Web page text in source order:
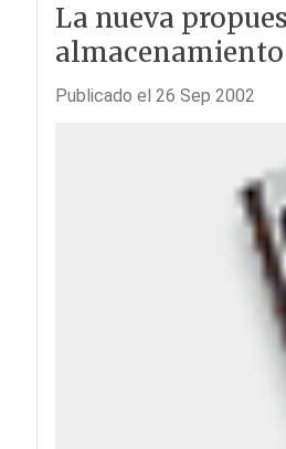
La nueva
Publicado el 26 Sep 2002